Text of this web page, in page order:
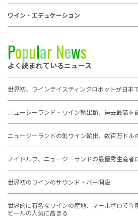
ワイン・エデュケーション
Popular News
よく読まれているニュース
世界初、ワインテイスティングロボットが日本
ニュージーランド・ワイン輸出額、過去最高を
ニュージーランドの缶ワイン輸出、数百万ドル
ノイドルフ、ニュージーランドの最優秀生産者
世界初のワインのサウンド・バー開設
世界的に有名なワインの産地、マールボロで今
ビールの人気に高まる